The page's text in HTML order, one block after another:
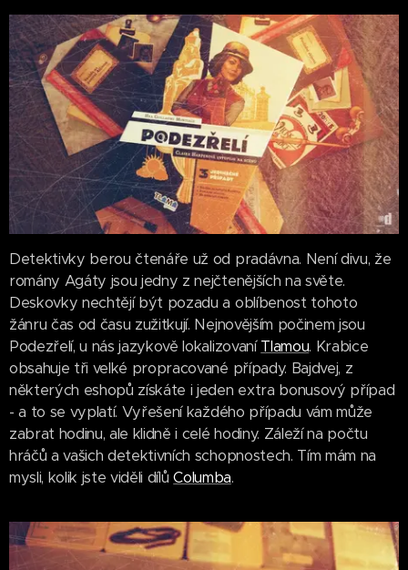
Detektivky berou čtenáře už od pradávna. Není divu, že
romány Agáty jsou jedny z nejčtenějších na světe.
Deskovky nechtějí být pozadu a oblíbenost tohoto
žánru čas od času zužitkují. Nejnovějším počinem jsou
Podezřelí, u nás jazykově lokalizovaníTlamou. Krabice
obsahuje tři velké propracované případy. Bajdvej, z
některých eshopů získáte i jeden extra bonusový případ
- a to se vyplatí. Vyřešení každého případu vám může
zabrat hodinu, ale klidně i celé hodiny. Záleží na počtu
hráčů a vašich detektivních schopnostech. Tím mám na
mysli, kolik jste viděli dílůColumba.